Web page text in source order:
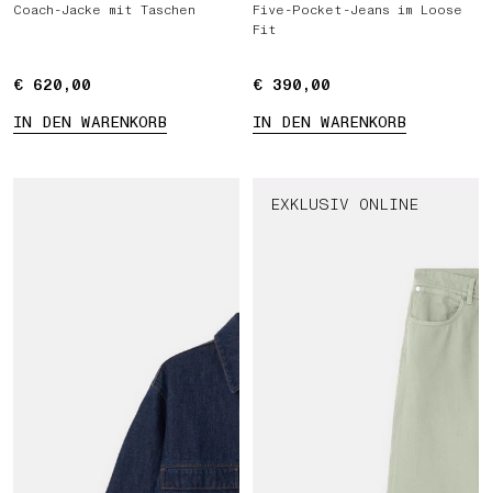
Coach-Jacke mit Taschen
€ 620,00
€ 620,00
IN DEN WARENKORB
Five-Pocket-Jeans im Loose
Fit
€ 390,00
€ 390,00
IN DEN WARENKORB
EXKLUSIV ONLINE